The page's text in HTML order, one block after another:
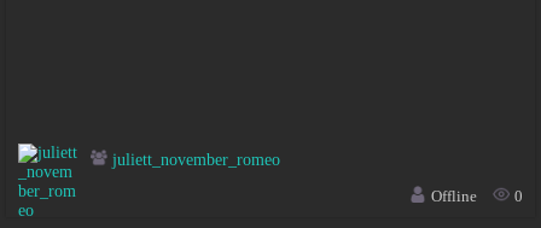
juliett_november_romeo
Offline
0